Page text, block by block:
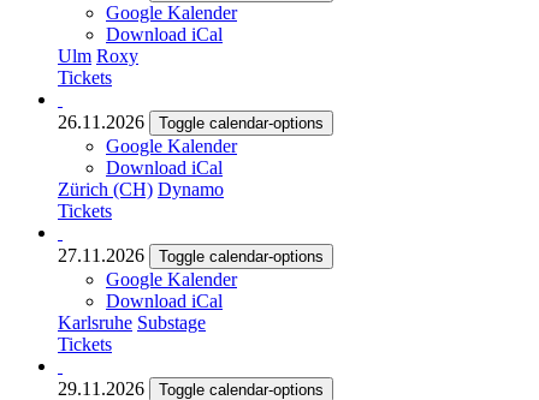
Google Kalender
Download iCal
Ulm Roxy
Tickets
26.11.2026 Toggle calendar-options
Google Kalender
Download iCal
Zürich (CH) Dynamo
Tickets
27.11.2026 Toggle calendar-options
Google Kalender
Download iCal
Karlsruhe Substage
Tickets
29.11.2026 Toggle calendar-options